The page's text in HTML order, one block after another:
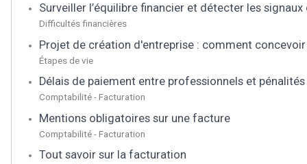
Surveiller l’équilibre financier et détecter les signaux
Difficultés financières
Projet de création d'entreprise : comment concevoir
Étapes de vie
Délais de paiement entre professionnels et
Comptabilité - Facturation
Mentions obligatoires sur une facture
Comptabilité - Facturation
Tout savoir sur la facturation